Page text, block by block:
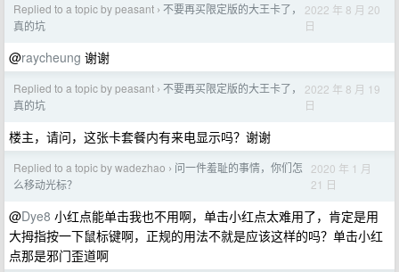
Replied to a topic by peasant › 不要再买限定版的大王卡了，
真的坑
2022 年 8 月 20
日
@raycheung 谢谢
Replied to a topic by peasant › 不要再买限定版的大王卡了，
真的坑
2022 年 8 月 19
日
楼主，请问，这张卡套餐内有来电显示吗？谢谢
Replied to a topic by wadezhao › 问一件羞耻的事情，你们怎
么移动光标？
2020 年 1 月
21 日
@Dye8 小红点能单击我也不用啊，单击小红点太难用了，肯定是用
大拇指按一下鼠标键啊，正规的用法不就是应该这样的吗？单击小红
点那是邪门歪道啊